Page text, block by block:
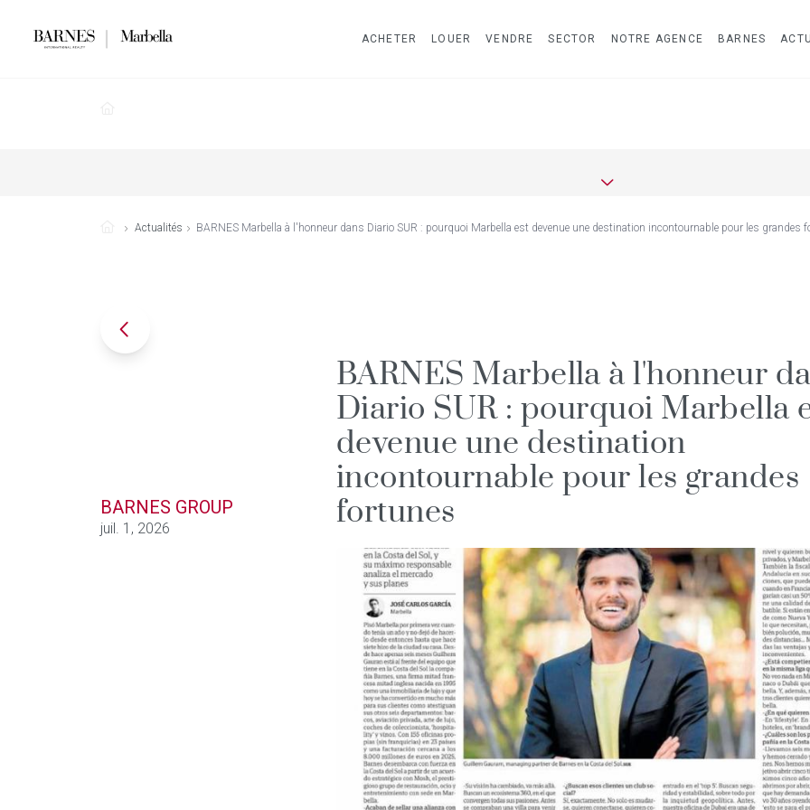
ACHETER LOUER VENDRE SECTOR NOTRE AGENCE BARNES
Actualités BARNES Marbella à l'honneur dans Diario SUR : pourquoi Marbella est devenue une destination incontournable pour les grandes
BARNES GROUP
juil. 1, 2026
BARNES Marbella à l'honneur
Diario SUR : pourquoi Marbella
devenue une destination
incontournable pour les grandes
fortunes